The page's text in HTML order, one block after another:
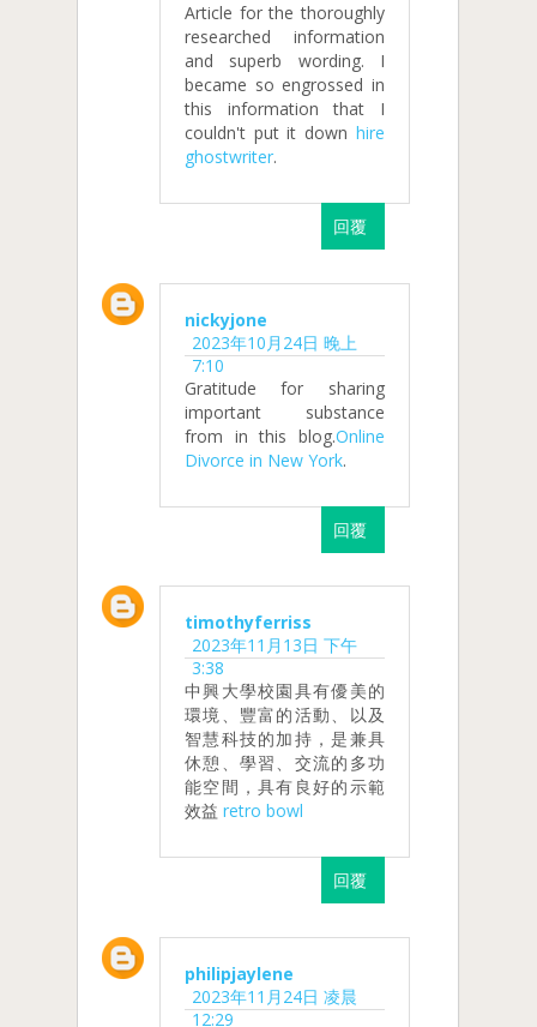
Article for the thoroughly
researched information
and superb wording. I
became so engrossed in
this information that I
couldn't put it down hire
ghostwriter.
回覆
nickyjone
2023年10月24日 晚上
7:10
Gratitude for sharing
important substance
from in this blog.Online
Divorce in New York.
回覆
timothyferriss
2023年11月13日 下午
3:38
中興大學校園具有優美的
環境、豐富的活動、以及
智慧科技的加持，是兼具
休憩、學習、交流的多功
能空間，具有良好的示範
效益 retro bowl
回覆
philipjaylene
2023年11月24日 凌晨
12:29